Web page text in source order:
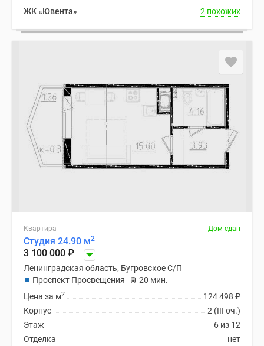
ЖК «Ювента»
2 похожих
Квартира Дом сдан
Студия 24.90 м2
3 100 000 ₽
Ленинградская область, Бугровское С/П
Проспект Просвещения
20 мин.
124 498 ₽
Цена за м2
2 (III оч.)
Корпус
6 из 12
Этаж
нет
Отделка